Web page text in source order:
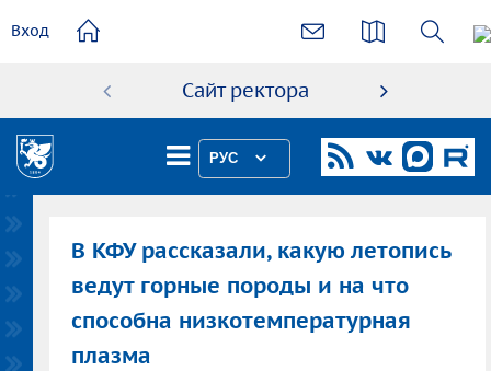
содержанию
Вход
Сайт ректора
РУС
В КФУ рассказали, какую летопись
ведут горные породы и на что
способна низкотемпературная
плазма